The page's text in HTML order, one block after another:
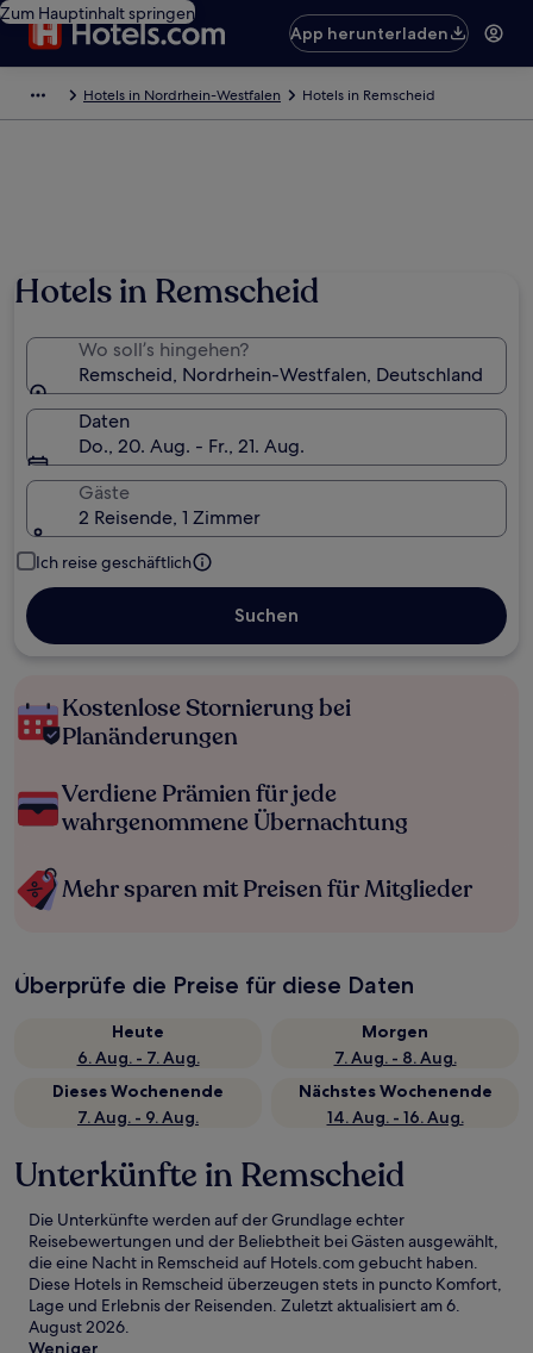
Zum Hauptinhalt springen
App herunterladen
Hotels in Nordrhein-Westfalen Hotels in Remscheid
Hotels in Remscheid
Wo soll’s hingehen?
Remscheid, Nordrhein-Westfalen, Deutschland
Daten
Do., 20. Aug. - Fr., 21. Aug.
Gäste
2 Reisende, 1 Zimmer
Ich reise geschäftlich
Suchen
Kostenlose Stornierung bei
Planänderungen
Verdiene Prämien für jede
wahrgenommene Übernachtung
Mehr sparen mit Preisen für Mitglieder
Überprüfe die Preise für diese Daten
Heute
6. Aug. - 7. Aug.
Morgen
7. Aug. - 8. Aug.
Dieses Wochenende
7. Aug. - 9. Aug.
Nächstes Wochenende
14. Aug. - 16. Aug.
Unterkünfte in Remscheid
Die Unterkünfte werden auf der Grundlage echter
Reisebewertungen und der Beliebtheit bei Gästen ausgewählt,
die eine Nacht in Remscheid auf Hotels.com gebucht haben.
Diese Hotels in Remscheid überzeugen stets in puncto Komfort,
Lage und Erlebnis der Reisenden. Zuletzt aktualisiert am6.
August 2026.
Weniger